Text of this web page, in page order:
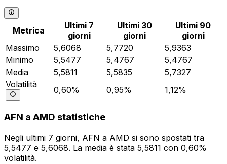
Metrica
Ultimi 7
giorni
Ultimi 30
giorni
Ultimi 90
giorni
Massimo
5,6068 5,7720
5,9363
Minimo
5,5477 5,4767
5,4767
Media
5,5811 5,5835
5,7327
Volatilità
0,60% 0,95% 1,12%
AFN a AMD statistiche
Negli ultimi 7 giorni, AFN a AMD si sono spostati tra
5,5477 e 5,6068. La media è stata 5,5811 con 0,60%
volatilità.